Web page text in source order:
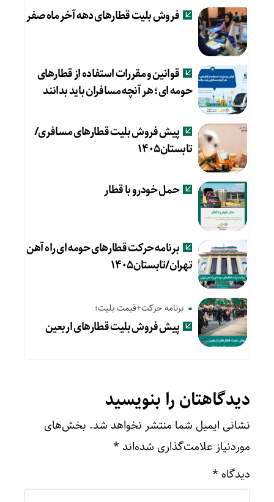
فروش بلیت قطارهای دهه آخر ماه صفر
قوانین و مقررات استفاده از قطارهای
حومه ای؛ هر آنچه مسافران باید بدانند
پیش فروش بلیت قطارهای مسافری/
تابستان۱۴۰۵
حمل خودرو با قطار
برنامه حرکت قطارهای حومه ای راه آهن
تهران/تابستان۱۴۰۵
برنامه حرکت+قیمت بلیت؛
پیش‌ فروش بلیت قطارهای اربعین
دیدگاهتان را بنویسید
نشانی ایمیل شما منتشر نخواهد شد. بخش‌های
موردنیاز علامت‌گذاری شده‌اند *
دیدگاه *